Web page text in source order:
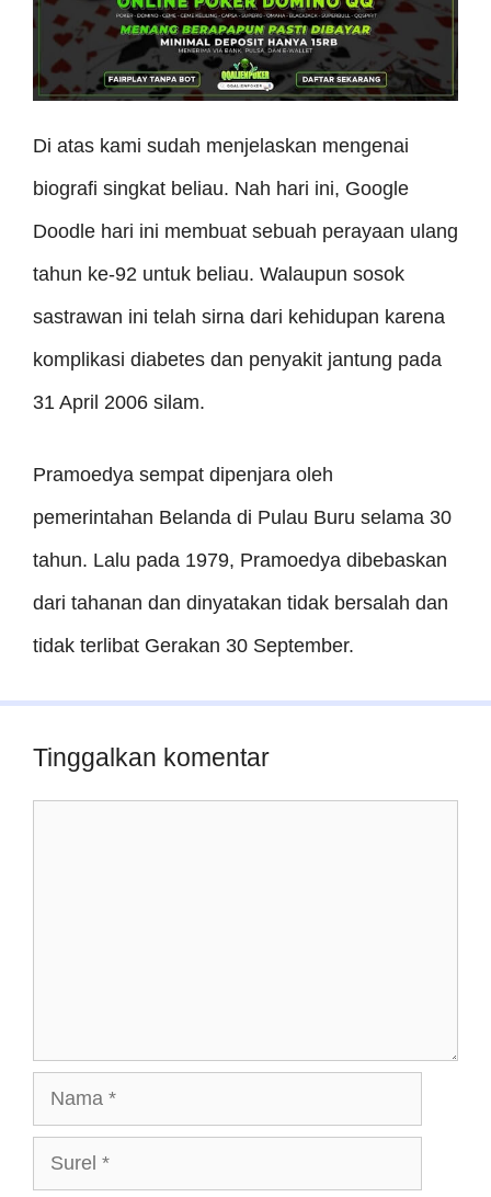
Di atas kami sudah menjelaskan mengenai
biografi singkat beliau. Nah hari ini, Google
Doodle hari ini membuat sebuah perayaan ulang
tahun ke-92 untuk beliau. Walaupun sosok
sastrawan ini telah sirna dari kehidupan karena
komplikasi diabetes dan penyakit jantung pada
31 April 2006 silam.
Pramoedya sempat dipenjara oleh
pemerintahan Belanda di Pulau Buru selama 30
tahun. Lalu pada 1979, Pramoedya dibebaskan
dari tahanan dan dinyatakan tidak bersalah dan
tidak terlibat Gerakan 30 September.
Tinggalkan komentar
Nama
Surel